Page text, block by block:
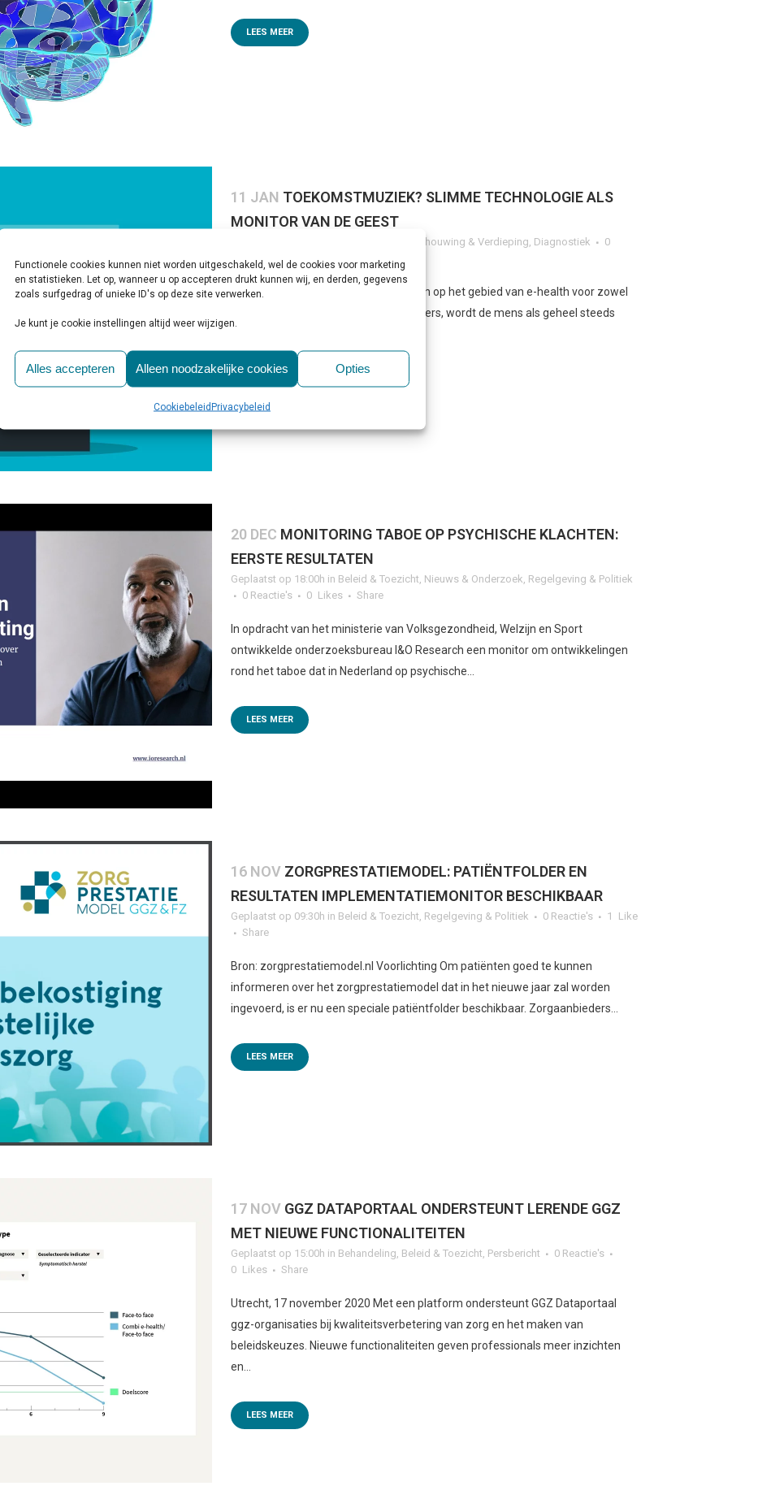
Functionele cookies kunnen niet worden uitgeschakeld, wel de cookies voor marketing
en statistieken. Let op, wanneer u op accepteren drukt kunnen wij, en derden, gegevens
zoals surfgedrag of unieke ID's op deze site verwerken.
Je kunt je cookie instellingen altijd weer wijzigen.
Alles accepteren Alleen noodzakelijke cookies Opties
CookiebeleidPrivacybeleid
LEES MEER
11 JAN TOEKOMSTMUZIEK? SLIMME TECHNOLOGIE ALS
MONITOR VAN DE GEEST
Beschouwing & Verdieping, Diagnostiek
0
Reactie's
0 Likes
Met alle ontwikkelingen die gaande zijn op het gebied van e-health voor zowel
consumenten zelf als voor zorgverleners, wordt de mens als geheel steeds
20 DEC MONITORING TABOE OP PSYCHISCHE KLACHTEN:
EERSTE RESULTATEN
Geplaatst op 18:00h in Beleid & Toezicht, Nieuws & Onderzoek, Regelgeving & Politiek
0 Reactie's
0 Likes Share
In opdracht van het ministerie van Volksgezondheid, Welzijn en Sport
ontwikkelde onderzoeksbureau I&O Research een monitor om ontwikkelingen
rond het taboe dat in Nederland op psychische...
LEES MEER
16 NOV ZORGPRESTATIEMODEL: PATIËNTFOLDER EN
RESULTATEN IMPLEMENTATIEMONITOR BESCHIKBAAR
Geplaatst op 09:30h in Beleid & Toezicht, Regelgeving & Politiek 0 Reactie's 1
Like
Share
Bron: zorgprestatiemodel.nl Voorlichting Om patiënten goed te kunnen
informeren over het zorgprestatiemodel dat in het nieuwe jaar zal worden
ingevoerd, is er nu een speciale patiëntfolder beschikbaar. Zorgaanbieders...
LEES MEER
17 NOV GGZ DATAPORTAAL ONDERSTEUNT LERENDE GGZ
MET NIEUWE FUNCTIONALITEITEN
Geplaatst op 15:00h in Behandeling, Beleid & Toezicht, Persbericht
0 Reactie's
0 Likes Share
Utrecht, 17 november 2020 Met een platform ondersteunt GGZ Dataportaal
ggz-organisaties bij kwaliteitsverbetering van zorg en het maken van
beleidskeuzes. Nieuwe functionaliteiten geven professionals meer inzichten
en...
LEES MEER